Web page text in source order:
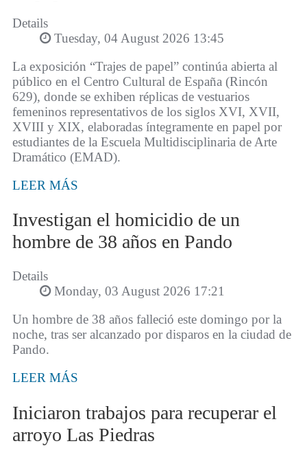
Details
Tuesday, 04 August 2026 13:45
La exposición “Trajes de papel” continúa abierta al
público en el Centro Cultural de España (Rincón
629), donde se exhiben réplicas de vestuarios
femeninos representativos de los siglos XVI, XVII,
XVIII y XIX, elaboradas íntegramente en papel por
estudiantes de la Escuela Multidisciplinaria de Arte
Dramático (EMAD).
LEER MÁS
Investigan el homicidio de un
hombre de 38 años en Pando
Details
Monday, 03 August 2026 17:21
Un hombre de 38 años falleció este domingo por la
noche, tras ser alcanzado por disparos en la ciudad de
Pando.
LEER MÁS
Iniciaron trabajos para recuperar el
arroyo Las Piedras